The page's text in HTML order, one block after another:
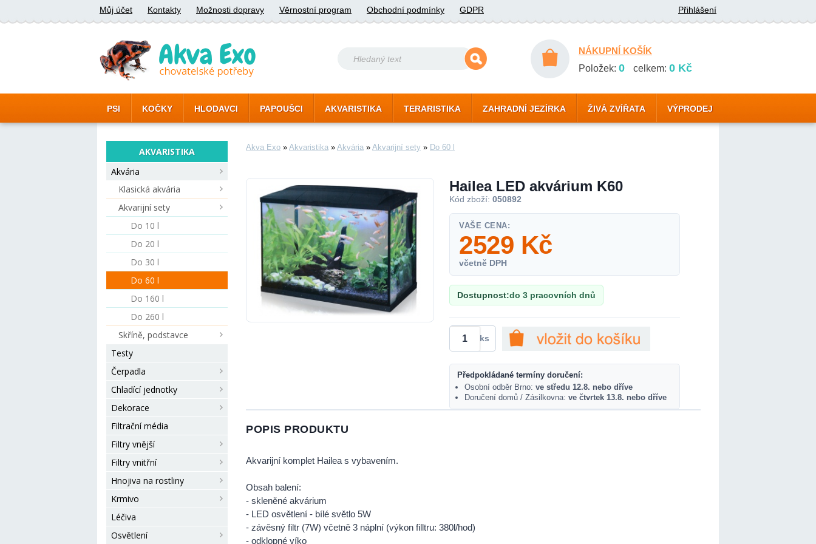
Můj účet Kontakty Možnosti dopravy Věrnostní program Obchodní podmínky GDPR Přihlášení
NÁKUPNÍ KOŠÍK
Položek: 0 celkem: 0 Kč
PSI KOČKY HLODAVCI PAPOUŠCI AKVARISTIKA TERARISTIKA ZAHRADNÍ JEZÍRKA ŽIVÁ ZVÍŘATA VÝPRODEJ
AKVARISTIKA
Akvária
Klasická akvária
Akvarijní sety
Do 10 l
Do 20 l
Do 30 l
Do 60 l
Do 160 l
Do 260 l
Skříně, podstavce
Testy
Čerpadla
Chladící jednotky
Dekorace
Filtrační média
Filtry vnější
Filtry vnitřní
Hnojiva na rostliny
Krmivo
Léčiva
Osvětlení
Akva Exo » Akvaristika » Akvária » Akvarijní sety » Do 60 l
Hailea LED akvárium K60
Kód zboží: 050892
VAŠE CENA:
2529 Kč
včetně DPH
Dostupnost:do 3 pracovních dnů
ks
Předpokládané termíny doručení:
Osobní odběr Brno: ve středu 12.8. nebo dříve
Doručení domů / Zásilkovna: ve čtvrtek 13.8. nebo dříve
POPIS PRODUKTU
Akvarijní komplet Hailea s vybavením.
Obsah balení:
- skleněné akvárium
- LED osvětlení - bílé světlo 5W
- závěsný filtr (7W) včetně 3 náplní (výkon filltru: 380l/hod)
- odklopné víko